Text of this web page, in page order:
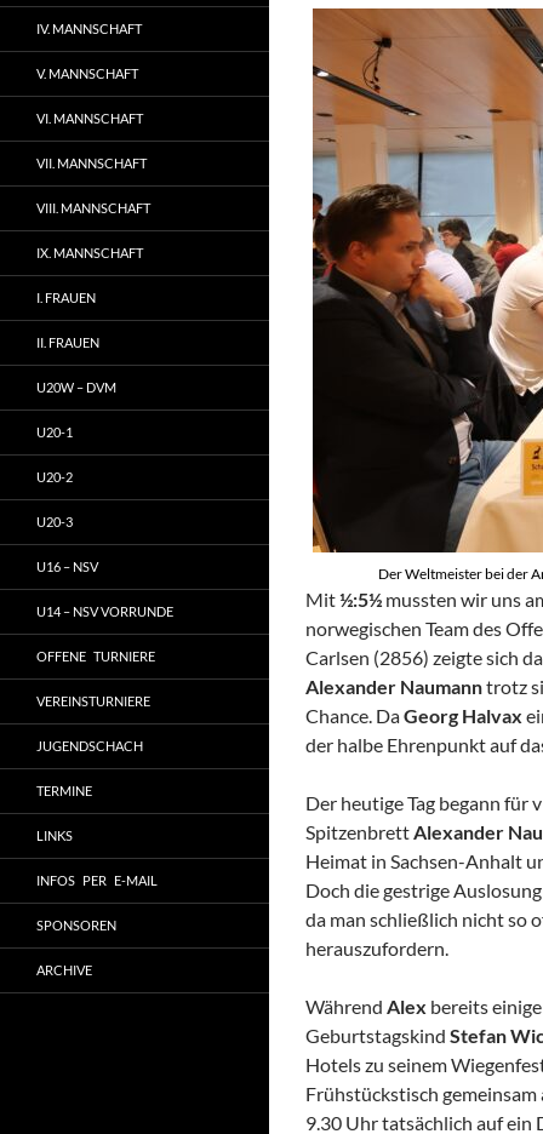
Der Weltmeister bei der
Mit½:5½ mussten wir uns
norwegischen Team des
Carlsen (2856) zeigte sich
Alexander Naumanntrotz
Chance. DaGeorg Halvax
der halbe Ehrenpunkt auf
Der heutige Tag begann für
SpitzenbrettAlexander
Heimat in Sachsen-Anhalt
Doch die gestrige
da man schließlich nicht so
herauszufordern.
Während Alex bereits
Geburtstagskind Stefan
Hotels zu seinem
Frühstückstisch
9.30 Uhr tatsächlich auf ein
IV. MANNSCHAFT
V. MANNSCHAFT
VI. MANNSCHAFT
VII. MANNSCHAFT
VIII. MANNSCHAFT
IX. MANNSCHAFT
I. FRAUEN
II. FRAUEN
U20W – DVM
U20-1
U20-2
U20-3
U16 – NSV
U14 – NSV VORRUNDE
OFFENE TURNIERE
VEREINSTURNIERE
JUGENDSCHACH
TERMINE
LINKS
INFOS PER E-MAIL
SPONSOREN
ARCHIVE